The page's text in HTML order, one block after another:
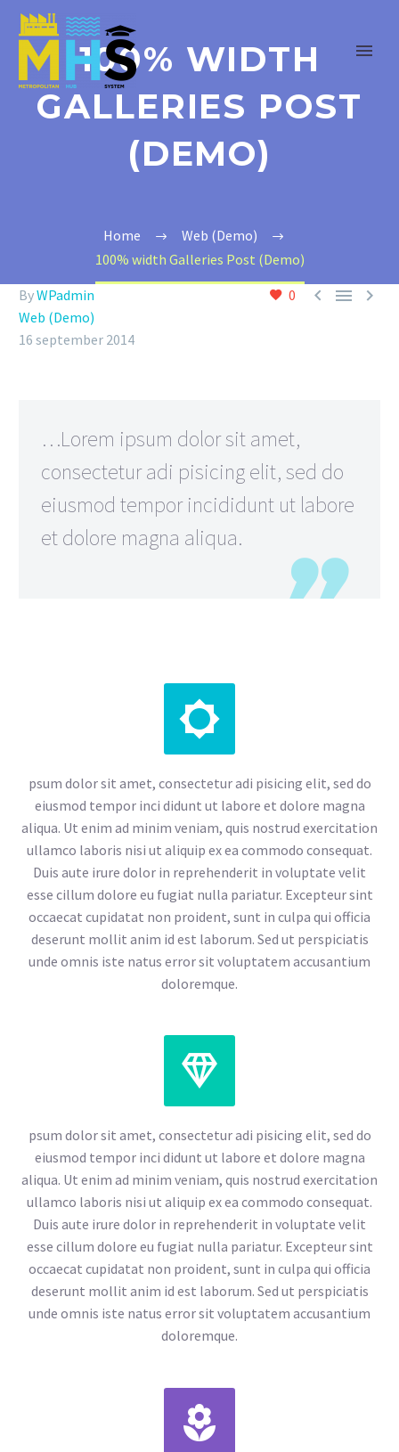
100% WIDTH
GALLERIES POST
(DEMO)
Home
Web (Demo)
100% width Galleries Post (Demo)
0
  
ByWPadmin
Web (Demo)
16 september 2014
…Lorem ipsum dolor sit amet,
consectetur adi pisicing elit, sed do
eiusmod tempor incididunt ut labore
et dolore magna aliqua.


psum dolor sit amet, consectetur adi pisicing elit, sed do
eiusmod tempor inci didunt ut labore et dolore magna
aliqua. Ut enim ad minim veniam, quis nostrud exercitation
ullamco laboris nisi ut aliquip ex ea commodo consequat.
Duis aute irure dolor in reprehenderit in voluptate velit
esse cillum dolore eu fugiat nulla pariatur. Excepteur sint
occaecat cupidatat non proident, sunt in culpa qui officia
deserunt mollit anim id est laborum. Sed ut perspiciatis
unde omnis iste natus error sit voluptatem accusantium
doloremque.


psum dolor sit amet, consectetur adi pisicing elit, sed do
eiusmod tempor inci didunt ut labore et dolore magna
aliqua. Ut enim ad minim veniam, quis nostrud exercitation
ullamco laboris nisi ut aliquip ex ea commodo consequat.
Duis aute irure dolor in reprehenderit in voluptate velit
esse cillum dolore eu fugiat nulla pariatur. Excepteur sint
occaecat cupidatat non proident, sunt in culpa qui officia
deserunt mollit anim id est laborum. Sed ut perspiciatis
unde omnis iste natus error sit voluptatem accusantium
doloremque.

